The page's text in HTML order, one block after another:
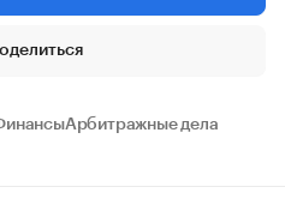
Арбитражные дела